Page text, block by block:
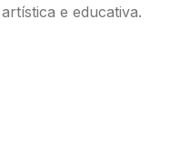
e educativa.